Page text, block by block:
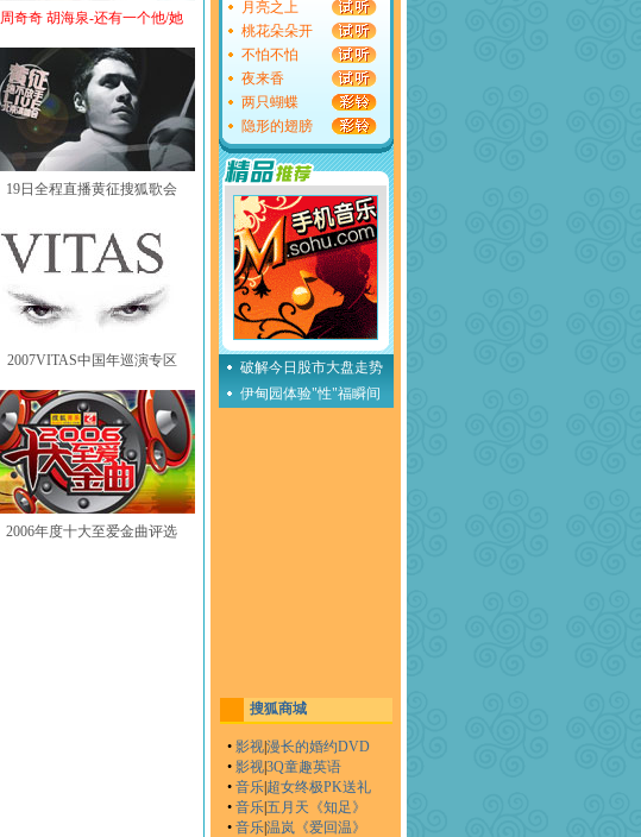
周奇奇 胡海泉-还有一个他/她
19日全程直播黄征搜狐歌会
2007VITAS中国年巡演专区
2006年度十大至爱金曲评选
月亮之上
桃花朵朵开
不怕不怕
夜来香
两只蝴蝶
隐形的翅膀
破解今日股市大盘走势
伊甸园体验"性"福瞬间
搜狐商城
• 影视漫长的婚约DVD
• 影视3Q童趣英语
• 音乐 超女终极PK送礼
• 音乐五月天《知足》
• 音乐温岚《爱回温》